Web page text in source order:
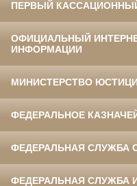
ПЕРВЫЙ
ОФИЦИАЛЬНЫЙ
ИНФОРМАЦИИ
МИНИСТЕРСТВО
ФЕДЕРАЛЬНОЕ
ФЕДЕРАЛЬНАЯ СЛУЖБА
ФЕДЕРАЛЬНАЯ СЛУЖБА